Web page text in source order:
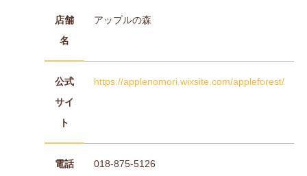
店舗
名
アップルの森
公式
サイ
ト
https://applenomori.wixsite.com/appleforest/
電話
018-875-5126